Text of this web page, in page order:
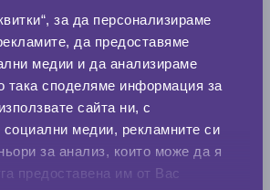
за да персонализираме
да предоставяме
медии и да анализираме
споделяме информация за
сайта ни, с
социални медии, рекламните си
за анализ, които може да я
предоставена им от Вас
Нов размер
Стар размер